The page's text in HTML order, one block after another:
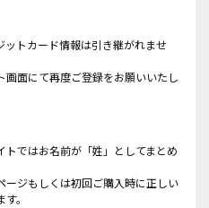
ットカード情報は引き継がれませ
面にて再度ご登録をお願いいたし
ではお名前が「姓」としてまとめ
ージもしくは初回ご購入時に正しい
。